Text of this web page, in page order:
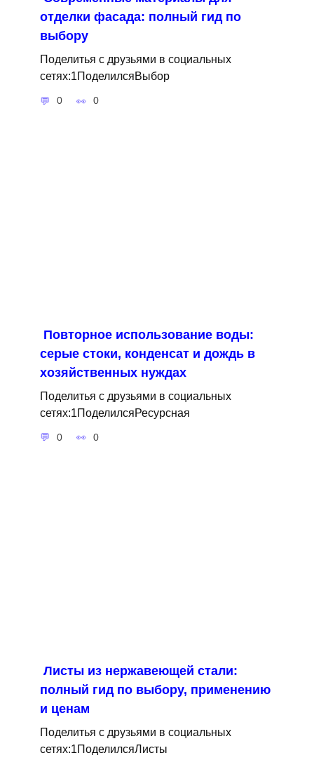
отделки фасада: полный гид по
выбору
Поделитья с друзьями в социальных
сетях:1ПоделилсяВыбор
0 0
Повторное использование воды:
серые стоки, конденсат и дождь в
хозяйственных нуждах
Поделитья с друзьями в социальных
сетях:1ПоделилсяРесурсная
0 0
Листы из нержавеющей стали:
полный гид по выбору, применению
и ценам
Поделитья с друзьями в социальных
сетях:1ПоделилсяЛисты